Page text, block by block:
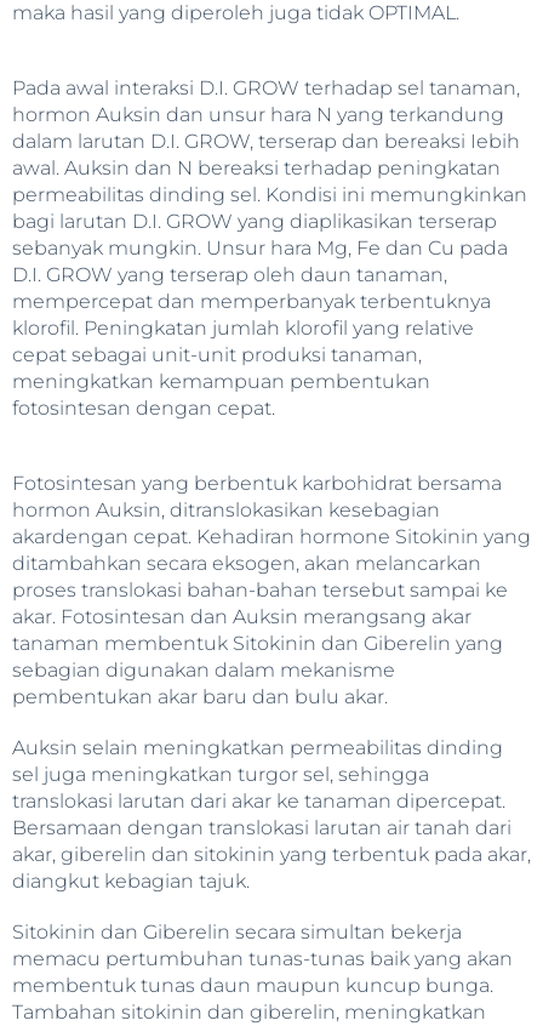
maka hasil yang diperoleh juga tidak OPTIMAL.
Pada awal interaksi D.I. GROW terhadap sel tanaman,
hormon Auksin dan unsur hara N yang terkandung
dalam larutan D.I. GROW, terserap dan bereaksi Iebih
awal. Auksin dan N bereaksi terhadap peningkatan
permeabilitas dinding sel. Kondisi ini memungkinkan
bagi larutan D.I. GROW yang diaplikasikan terserap
sebanyak mungkin. Unsur hara Mg, Fe dan Cu pada
D.I. GROW yang terserap oleh daun tanaman,
mempercepat dan memperbanyak terbentuknya
klorofil. Peningkatan jumlah klorofil yang relative
cepat sebagai unit-unit produksi tanaman,
meningkatkan kemampuan pembentukan
fotosintesan dengan cepat.
Fotosintesan yang berbentuk karbohidrat bersama
hormon Auksin, ditranslokasikan kesebagian
akardengan cepat. Kehadiran hormone Sitokinin yang
ditambahkan secara eksogen, akan melancarkan
proses translokasi bahan-bahan tersebut sampai ke
akar. Fotosintesan dan Auksin merangsang akar
tanaman membentuk Sitokinin dan Giberelin yang
sebagian digunakan dalam mekanisme
pembentukan akar baru dan bulu akar.
Auksin selain meningkatkan permeabilitas dinding
sel juga meningkatkan turgor sel, sehingga
translokasi larutan dari akar ke tanaman dipercepat.
Bersamaan dengan translokasi larutan air tanah dari
akar, giberelin dan sitokinin yang terbentuk pada akar,
diangkut kebagian tajuk.
Sitokinin dan Giberelin secara simultan bekerja
memacu pertumbuhan tunas-tunas baik yang akan
membentuk tunas daun maupun kuncup bunga.
Tambahan sitokinin dan giberelin, meningkatkan